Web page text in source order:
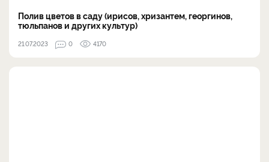
Полив цветов в саду (ирисов, хризантем, георгинов,
тюльпанов и других культур)
21.07.2023 0 4170